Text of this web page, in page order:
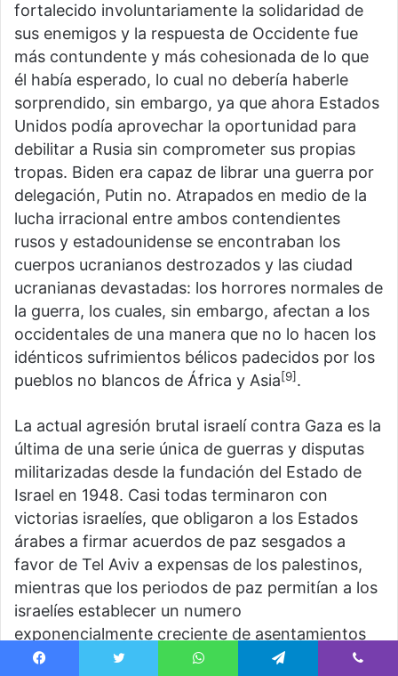
fortalecido involuntariamente la solidaridad de
sus enemigos y la respuesta de Occidente fue
más contundente y más cohesionada de lo que
él había esperado, lo cual no debería haberle
sorprendido, sin embargo, ya que ahora Estados
Unidos podía aprovechar la oportunidad para
debilitar a Rusia sin comprometer sus propias
tropas. Biden era capaz de librar una guerra por
delegación, Putin no. Atrapados en medio de la
lucha irracional entre ambos contendientes
rusos y estadounidense se encontraban los
cuerpos ucranianos destrozados y las ciudad
ucranianas devastadas: los horrores normales de
la guerra, los cuales, sin embargo, afectan a los
occidentales de una manera que no lo hacen los
idénticos sufrimientos bélicos padecidos por los
pueblos no blancos de África y Asia[9].
La actual agresión brutal israelí contra Gaza es la
última de una serie única de guerras y disputas
militarizadas desde la fundación del Estado de
Israel en 1948. Casi todas terminaron con
victorias israelíes, que obligaron a los Estados
árabes a firmar acuerdos de paz sesgados a
favor de Tel Aviv a expensas de los palestinos,
mientras que los periodos de paz permitían a los
israelíes establecer un numero
exponencialmente creciente de asentamientos
en los territorios ocupados. Las diferencias